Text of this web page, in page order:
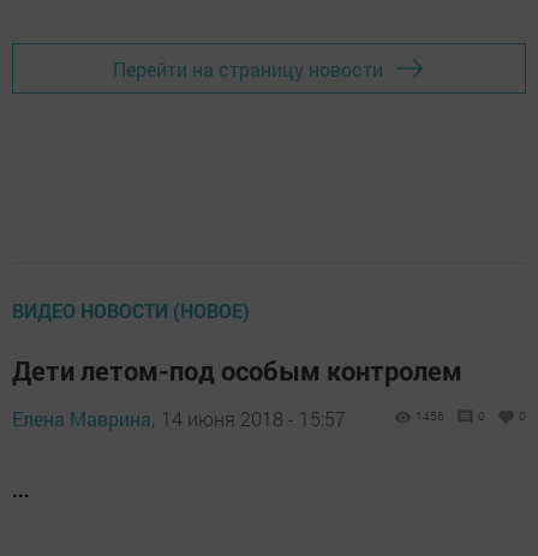
Перейти на страницу новости
ВИДЕО НОВОСТИ (НОВОЕ)
Дети летом-под особым контролем
Елена Маврина, 14 июня 2018 - 15:57 1456 0 0
...